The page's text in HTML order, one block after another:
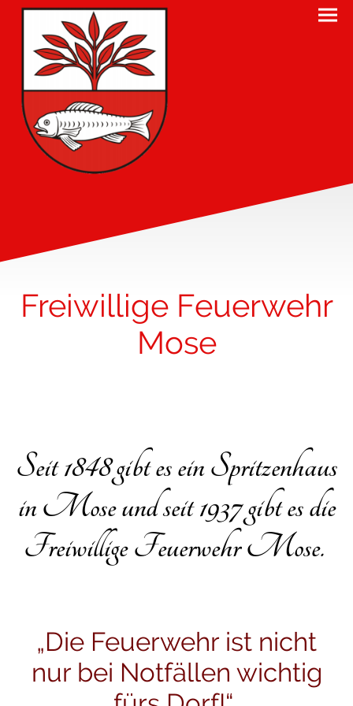
Freiwillige Feuerwehr
Mose
Seit 1848 gibt es ein Spritzenhaus
in Mose und seit 1937 gibt es die
Freiwillige Feuerwehr Mose.
„Die Feuerwehr ist nicht
nur bei Notfällen wichtig